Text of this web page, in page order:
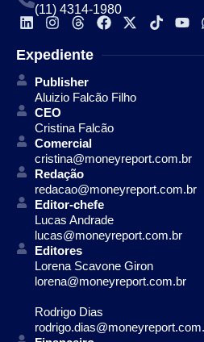
(11) 4314-1980
Expediente
Publisher
Aluizio Falcão Filho
CEO
Cristina Falcão
Comercial
cristina@moneyreport.com.br
Redação
redacao@moneyreport.com.br
Editor-chefe
Lucas Andrade
lucas@moneyreport.com.br
Editores
Lorena Scavone Giron
lorena@moneyreport.com.br
Rodrigo Dias